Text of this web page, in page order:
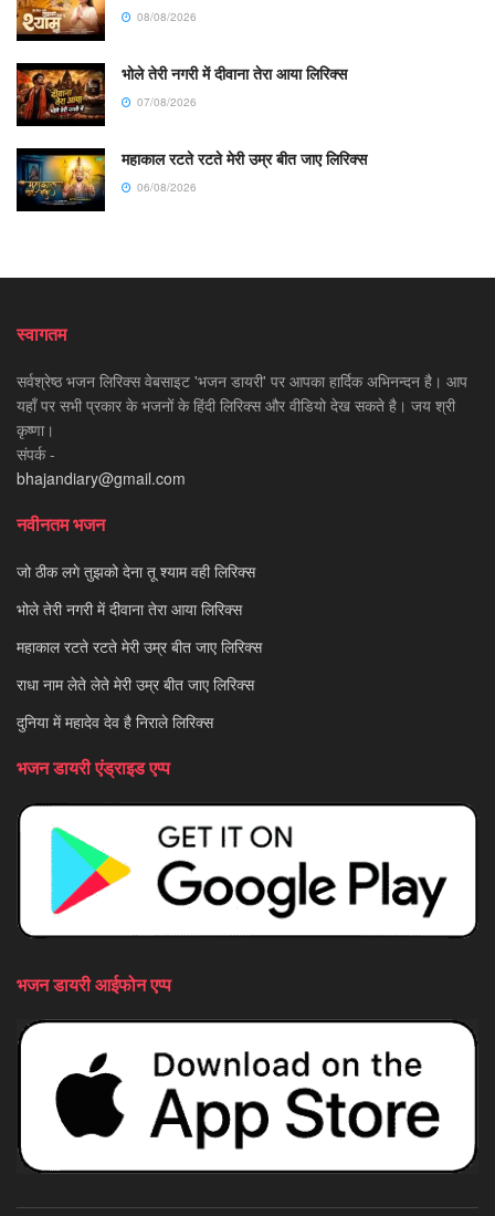
08/08/2026
भोले तेरी नगरी में दीवाना तेरा आया लिरिक्स
07/08/2026
महाकाल रटते रटते मेरी उम्र बीत जाए लिरिक्स
06/08/2026
स्वागतम
सर्वश्रेष्ठ भजन लिरिक्स वेबसाइट 'भजन डायरी' पर आपका हार्दिक अभिनन्दन है। आप
यहाँ पर सभी प्रकार के भजनों के हिंदी लिरिक्स और वीडियो देख सकते है। जय श्री
कृष्णा।
संपर्क -
bhajandiary@gmail.com
नवीनतम भजन
जो ठीक लगे तुझको देना तू श्याम वही लिरिक्स
भोले तेरी नगरी में दीवाना तेरा आया लिरिक्स
महाकाल रटते रटते मेरी उम्र बीत जाए लिरिक्स
राधा नाम लेते लेते मेरी उम्र बीत जाए लिरिक्स
दुनिया में महादेव देव है निराले लिरिक्स
भजन डायरी एंड्राइड एप्प
भजन डायरी आईफोन एप्प